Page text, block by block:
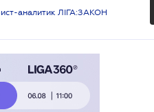
аналитик ЛІГА:ЗАКОН